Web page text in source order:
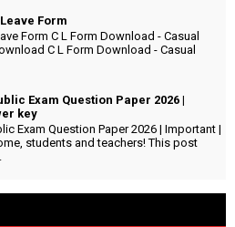
Form
Form C L Form Download - Casual
C L Form Download - Casual
Exam Question Paper 2026 |
key
Exam Question Paper 2026 | Important |
students and teachers! This post